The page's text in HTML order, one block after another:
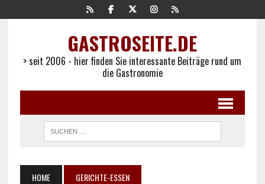
GASTROSEITE.DE
> seit 2006 - hier finden Sie interessante Beiträge rund um
die Gastronomie
HOME GERICHTE-ESSEN